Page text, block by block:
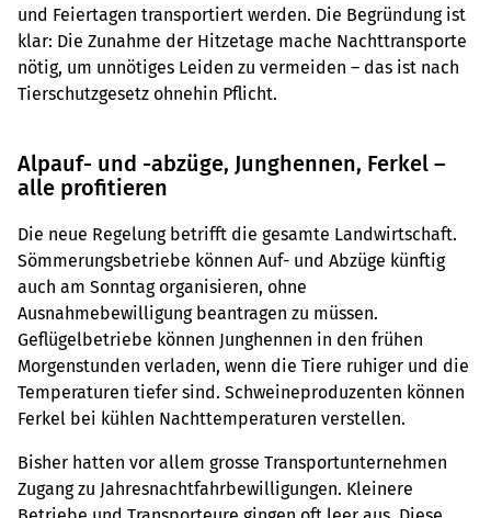
und Feiertagen transportiert werden. Die Begründung ist
klar: Die Zunahme der Hitzetage mache Nachttransporte
nötig, um unnötiges Leiden zu vermeiden – das ist nach
Tierschutzgesetz ohnehin Pflicht.
Alpauf- und -abzüge, Junghennen, Ferkel –
alle profitieren
Die neue Regelung betrifft die gesamte Landwirtschaft.
Sömmerungsbetriebe können Auf- und Abzüge künftig
auch am Sonntag organisieren, ohne
Ausnahmebewilligung beantragen zu müssen.
Geflügelbetriebe können Junghennen in den frühen
Morgenstunden verladen, wenn die Tiere ruhiger und die
Temperaturen tiefer sind. Schweineproduzenten können
Ferkel bei kühlen Nachttemperaturen verstellen.
Bisher hatten vor allem grosse Transportunternehmen
Zugang zu Jahresnachtfahrbewilligungen. Kleinere